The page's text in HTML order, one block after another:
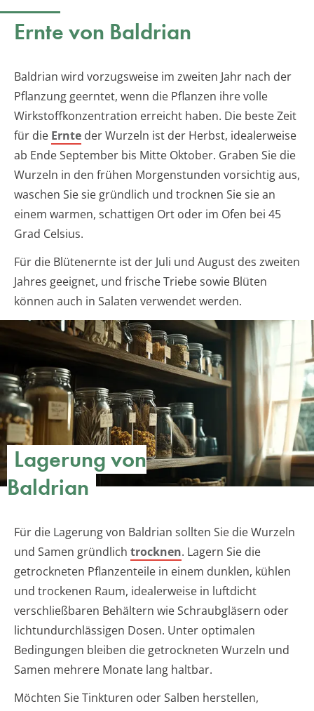
Ernte von Baldrian
Baldrian wird vorzugsweise im zweiten Jahr nach der
Pflanzung geerntet, wenn die Pflanzen ihre volle
Wirkstoffkonzentration erreicht haben. Die beste Zeit
für die Ernte der Wurzeln ist der Herbst, idealerweise
ab Ende September bis Mitte Oktober. Graben Sie die
Wurzeln in den frühen Morgenstunden vorsichtig aus,
waschen Sie sie gründlich und trocknen Sie sie an
einem warmen, schattigen Ort oder im Ofen bei 45
Grad Celsius.
Für die Blütenernte ist der Juli und August des zweiten
Jahres geeignet, und frische Triebe sowie Blüten
können auch in Salaten verwendet werden.
Lagerung von
Baldrian
Für die Lagerung von Baldrian sollten Sie die Wurzeln
und Samen gründlich trocknen. Lagern Sie die
getrockneten Pflanzenteile in einem dunklen, kühlen
und trockenen Raum, idealerweise in luftdicht
verschließbaren Behältern wie Schraubgläsern oder
lichtundurchlässigen Dosen. Unter optimalen
Bedingungen bleiben die getrockneten Wurzeln und
Samen mehrere Monate lang haltbar.
Möchten Sie Tinkturen oder Salben herstellen,